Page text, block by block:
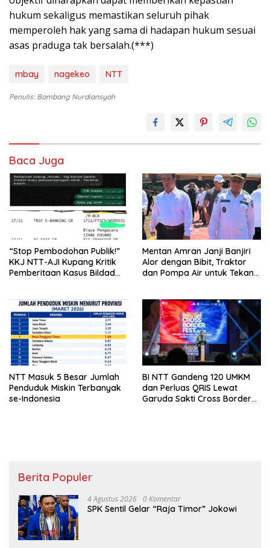
hukum sekaligus memastikan seluruh pihak
memperoleh hak yang sama di hadapan hukum sesuai
asas praduga tak bersalah.(***)
mbay nagekeo NTT
Penulis: Bambang Nurdiansyah
Baca Juga
“Stop Pembodohan Publik!”
KKJ NTT-AJI Kupang Kritik
Pemberitaan Kasus Bildad
Mentan Amran Janji Banjiri
Alor dengan Bibit, Traktor
dan Pompa Air untuk Tekan
NTT Masuk 5 Besar Jumlah
Penduduk Miskin Terbanyak
se-Indonesia
BI NTT Gandeng 120 UMKM
dan Perluas QRIS Lewat
Garuda Sakti Cross Border
Berita Populer
4 Agustus 2026 0 Komentar
SPK Sentil Gelar “Raja Timor” Jokowi